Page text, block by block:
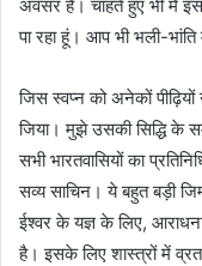
अवसर है। चाहते हुए भी मैं
पा रहा हूं। आप भी भली-
जिस स्वप्न को अनेकों
जिया। मुझे उसकी सिद्धि के
सभी भारतवासियों का
सव्य साचिन। ये बहुत बड़ी
ईश्वर के यज्ञ के लिए,
है। इसके लिए शास्त्रों में